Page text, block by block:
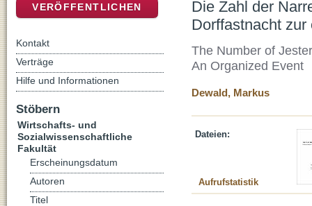
Die Zahl der
Dorffastnacht
The Number of
An Organized Event
Dewald, Markus
Dateien:
Aufrufstatistik
VERÖFFENTLICHEN
Kontakt
Verträge
Hilfe und Informationen
Stöbern
Wirtschafts- und
Sozialwissenschaftliche
Fakultät
Erscheinungsdatum
Autoren
Titel